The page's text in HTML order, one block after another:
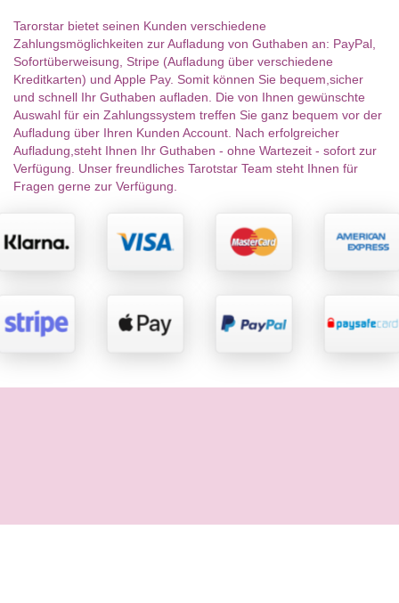
Tarorstar bietet seinen Kunden verschiedene
Zahlungsmöglichkeiten zur Aufladung von Guthaben an: PayPal,
Sofortüberweisung, Stripe (Aufladung über verschiedene
Kreditkarten) und Apple Pay. Somit können Sie bequem,sicher
und schnell Ihr Guthaben aufladen. Die von Ihnen gewünschte
Auswahl für ein Zahlungssystem treffen Sie ganz bequem vor der
Aufladung über Ihren Kunden Account. Nach erfolgreicher
Aufladung,steht Ihnen Ihr Guthaben - ohne Wartezeit - sofort zur
Verfügung. Unser freundliches Tarotstar Team steht Ihnen für
Fragen gerne zur Verfügung.